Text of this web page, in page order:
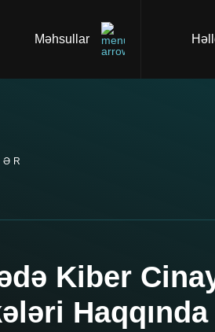
Məhsullar
Kiber